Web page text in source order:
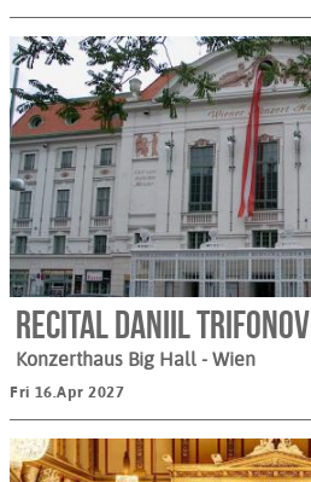
Recital Daniil Trifonov
Konzerthaus Big Hall - Wien
Fri 16.Apr 2027